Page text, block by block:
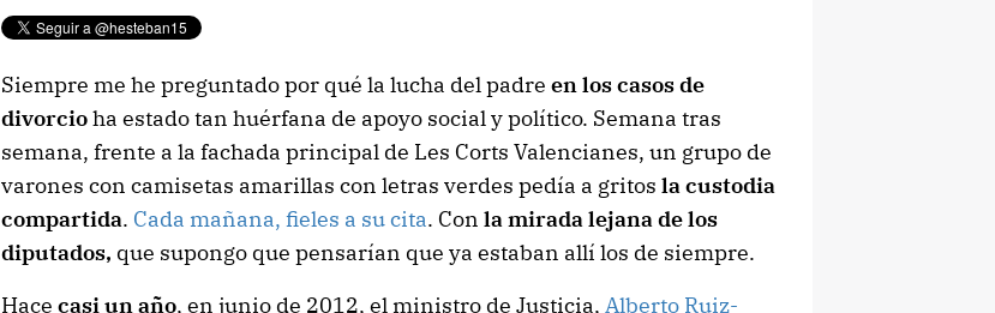
Siempre me he preguntado por qué la lucha del padre en los casos de
divorcioha estado tan huérfana de apoyo social y político. Semana tras
semana, frente a la fachada principal de Les Corts Valencianes, un grupo de
varones con camisetas amarillas con letras verdes pedía a gritos la custodia
compartida. Cada mañana, fieles a su cita. Con la mirada lejana de los
diputados, que supongo que pensarían que ya estaban allí los de siempre.
Hace casi un año, en junio de 2012, el ministro de Justicia, Alberto Ruiz-